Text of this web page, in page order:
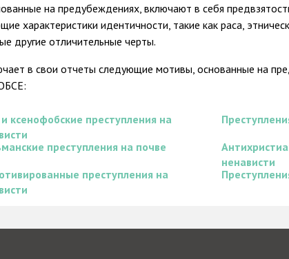
на предубеждениях, включают в себя
характеристики идентичности, такие как раса,
другие отличительные черты.
в свои отчеты следующие мотивы, основанные на
ксенофобские преступления на
преступления на почве
ненависти
преступления на